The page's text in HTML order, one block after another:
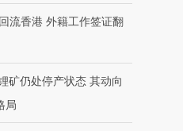
别呈现】寻找100种
【商旅对话】华住
流香港 外籍工作签证翻
矿仍处停产状态 其动向
局